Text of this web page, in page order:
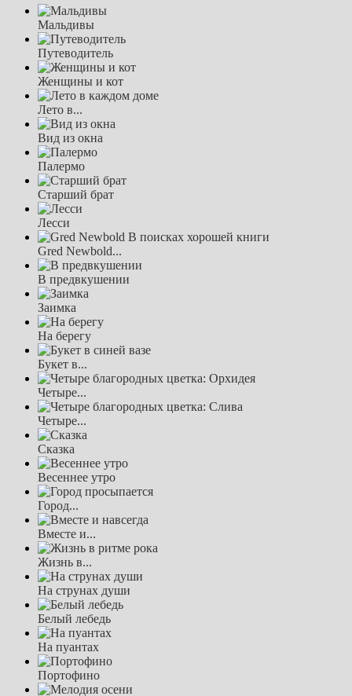
Мальдивы
Путеводитель
Женщины и кот
Лето в...
Вид из окна
Палермо
Старший брат
Лесси
Gred Newbold...
В предвкушении
Заимка
На берегу
Букет в...
Четыре...
Четыре...
Сказка
Весеннее утро
Город...
Вместе и...
Жизнь в...
На струнах души
Белый лебедь
На пуантах
Портофино